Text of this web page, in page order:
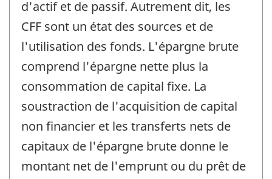
d'actif et de passif. Autrement dit, les
CFF sont un état des sources et de
l'utilisation des fonds. L'épargne brute
comprend l'épargne nette plus la
consommation de capital fixe. La
soustraction de l'acquisition de capital
non financier et les transferts nets de
capitaux de l'épargne brute donne le
montant net de l'emprunt ou du prêt de